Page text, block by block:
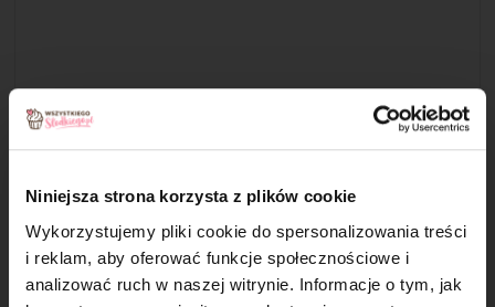
Niniejsza strona korzysta z plików cookie
Wykorzystujemy pliki cookie do spersonalizowania treści
i reklam, aby oferować funkcje społecznościowe i
analizować ruch w naszej witrynie. Informacje o tym, jak
Krok 3